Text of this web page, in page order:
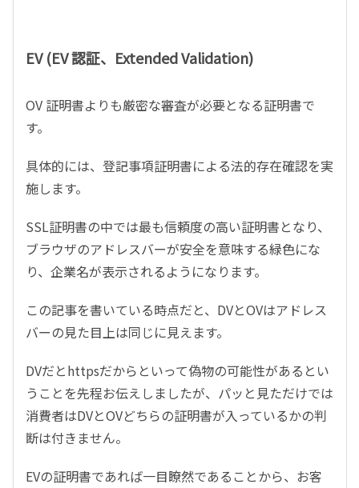
EV (EV 認証、Extended Validation)
OV 証明書よりも厳密な審査が必要となる証明書で
す。
具体的には、登記事項証明書による法的存在確認を実
施します。
SSL証明書の中では最も信頼度の高い証明書となり、
ブラウザのアドレスバーが安全を意味する緑色にな
り、企業名が表示されるようになります。
この記事を書いている時点だと、DVとOVはアドレス
バーの見た目上は同じに見えます。
DVだとhttpsだからといって偽物の可能性があるとい
うことを先程お伝えしましたが、パッと見ただけでは
消費者はDVとOVどちらの証明書が入っているかの判
断は付きません。
EVの証明書であれば一目瞭然であることから、お客